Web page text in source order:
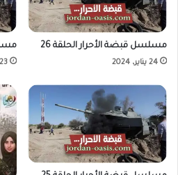
مسلسل قبضة الأحرار الحلقة 26
24 يناير، 2024 23 ديسمبر، 2023